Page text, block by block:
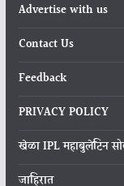
Advertise with us
Contact Us
Feedback
PRIVACY POLICY
खेळा IPL महाबुलेटिन
जाहिरात